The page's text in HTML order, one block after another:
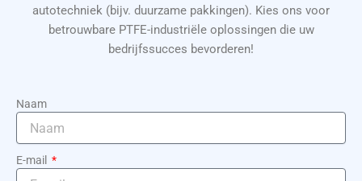
autotechniek (bijv. duurzame pakkingen). Kies ons voor
betrouwbare PTFE-industriële oplossingen die uw
bedrijfssucces bevorderen!
Naam
E-mail